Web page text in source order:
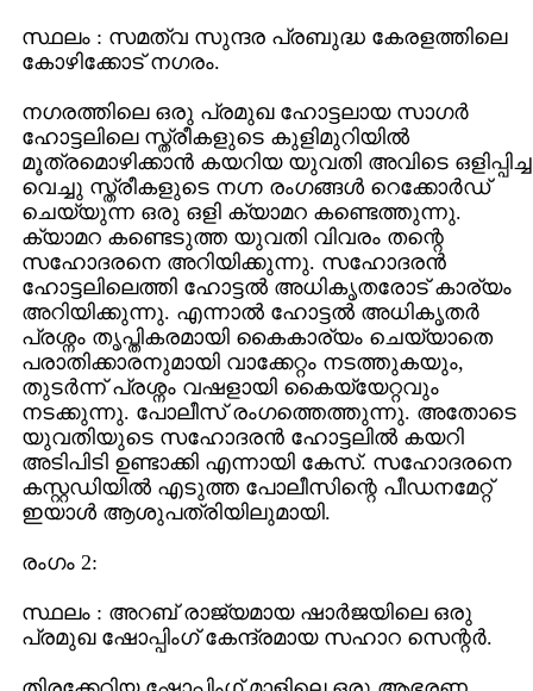
സ്ഥലം : സമത്വ സുന്ദര പ്രബുദ്ധ കേരളത്തിലെ
കോഴിക്കോട് നഗരം.
നഗരത്തിലെ ഒരു പ്രമുഖ ഹോട്ടലായ സാഗര്‍
ഹോട്ടലിലെ സ്ത്രീകളുടെ കുളിമുറിയില്‍
മൂത്രമൊഴിക്കാന്‍ കയറിയ യുവതി അവിടെ
വെച്ചു സ്ത്രീകളുടെ നഗ്ന രംഗങ്ങള്‍ റെക്കോര്‍ഡ്‌
ചെയ്യുന്ന ഒരു ഒളി ക്യാമറ കണ്ടെത്തുന്നു.
ക്യാമറ കണ്ടെടുത്ത യുവതി വിവരം തന്റെ
സഹോദരനെ അറിയിക്കുന്നു. സഹോദരന്‍
ഹോട്ടലിലെത്തി ഹോട്ടല്‍ അധികൃതരോട് കാര്യം
അറിയിക്കുന്നു. എന്നാല്‍ ഹോട്ടല്‍ അധികൃതര്‍
പ്രശ്നം തൃപ്തികരമായി കൈകാര്യം ചെയ്യാതെ
പരാതിക്കാരനുമായി വാക്കേറ്റം നടത്തുകയും,
തുടര്‍ന്ന് പ്രശ്നം വഷളായി കൈയ്യേറ്റവും
നടക്കുന്നു. പോലീസ്‌ രംഗത്തെത്തുന്നു. അതോടെ
യുവതിയുടെ സഹോദരന്‍ ഹോട്ടലില്‍ കയറി
അടിപിടി ഉണ്ടാക്കി എന്നായി കേസ്‌. സഹോദരനെ
കസ്റ്റഡിയില്‍ എടുത്ത പോലീസിന്റെ പീഡനമേറ്റ്
ഇയാള്‍ ആശുപത്രിയിലുമായി.
രംഗം 2:
സ്ഥലം : അറബ് രാജ്യമായ ഷാര്‍ജയിലെ ഒരു
പ്രമുഖ ഷോപ്പിംഗ് കേന്ദ്രമായ സഹാറ സെന്റര്‍.